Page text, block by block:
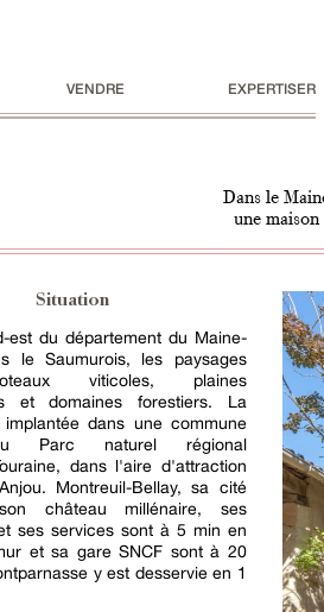
VENDRE EXPERTISER
Dans le
une
Situation
est du département du Maine-
le Saumurois, les paysages
viticoles, plaines
et domaines forestiers. La
implantée dans une commune
Parc naturel régional
dans l'aire d'attraction
Montreuil-Bellay, sa cité
château millénaire, ses
ses services sont à 5 min en
et sa gare SNCF sont à 20
y est desservie en 1